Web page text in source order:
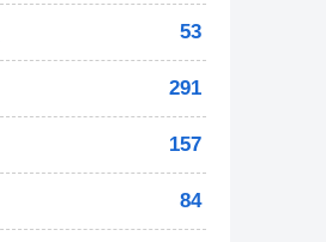
53
291
157
84